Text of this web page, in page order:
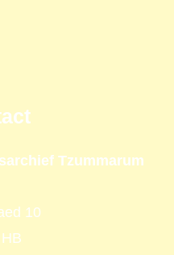
Tzummarum
10